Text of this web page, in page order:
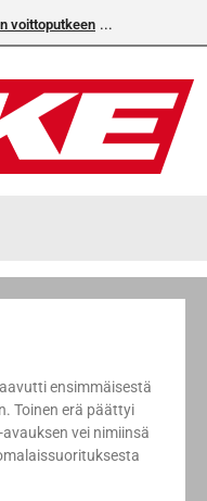
voittoputkeen
ensimmäisestä
Toinen erä päättyi
vei nimiinsä